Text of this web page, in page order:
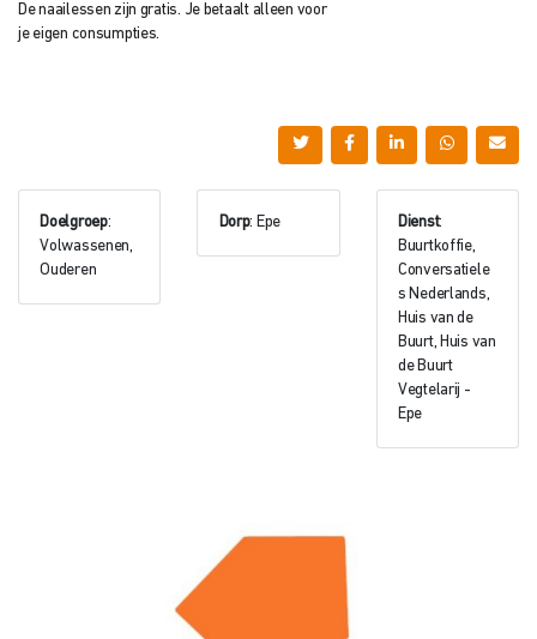
De naailessen zijn gratis. Je betaalt alleen voor
je eigen consumpties.
Doelgroep:
Volwassenen,
Ouderen
Dorp: Epe Dienst:
Buurtkoffie,
Conversatiele
s Nederlands,
Huis van de
Buurt, Huis van
de Buurt
Vegtelarij -
Epe